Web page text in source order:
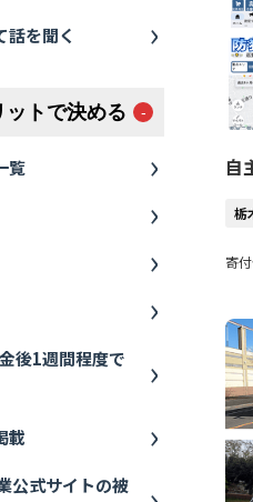
話を聞く
トで決める
覧
後1週間程度で
載
公式サイトの被
自
栃
寄